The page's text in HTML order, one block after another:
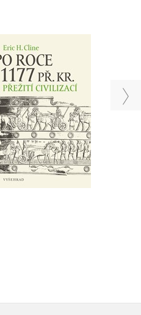
Po roce 1177 př. Kr.
Eric H. Cline
Do košíku
479 Kč